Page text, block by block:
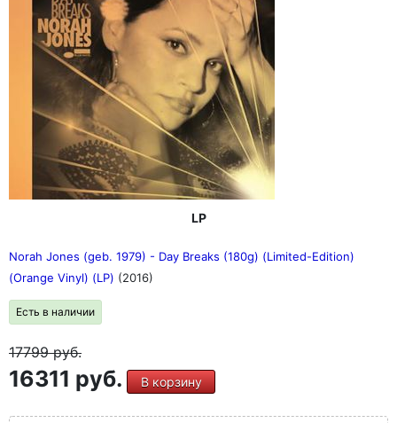
LP
Norah Jones (geb. 1979) - Day Breaks (180g) (Limited-Edition)
(Orange Vinyl) (LP) (2016)
Есть в наличии
17799руб.
16311 руб. В корзину